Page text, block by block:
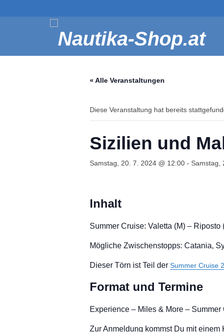
« Alle Veranstaltungen
Diese Veranstaltung hat bereits
Sizilien und
Samstag, 20. 7. 2024 @ 12:00 - Samstag,
Inhalt
Summer Cruise: Valetta (M) – Riposto
Mögliche Zwischenstopps: Catania,
Dieser Törn ist Teil der Summer Cruise
Format und Termine
Experience – Miles & More –
Zur Anmeldung kommst Du mit